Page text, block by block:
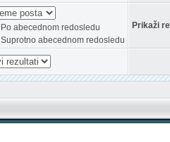
Po abecednom redosledu
Suprotno abecednom redosledu
Prikaži